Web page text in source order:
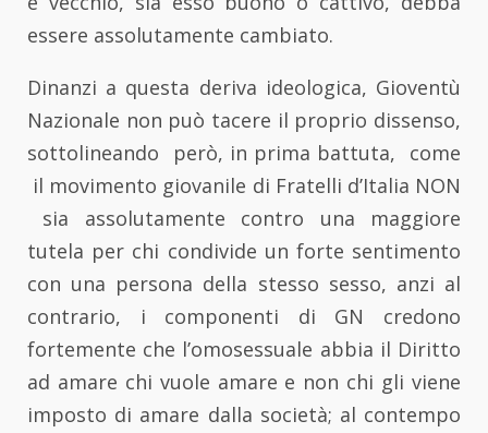
essere assolutamente cambiato.
Dinanzi a questa deriva ideologica, Gioventù
Nazionale non può tacere il proprio dissenso,
sottolineando però, in prima battuta, come
il movimento giovanile di Fratelli d’Italia NON
sia assolutamente contro una maggiore
tutela per chi condivide un forte sentimento
con una persona della stesso sesso, anzi al
contrario, i componenti di GN credono
fortemente che l’omosessuale abbia il Diritto
ad amare chi vuole amare e non chi gli viene
imposto di amare dalla società; al contempo